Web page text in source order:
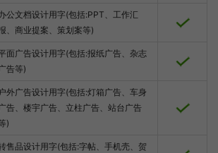
公文档设计用字(包括:PPT、工作汇
、商业提案、策划案等)
面广告设计用字(包括:报纸广告、杂志
告等)
户外广告设计用字(包括:灯箱广告、车身
告、楼宇广告、立柱广告、站台广告
)
售品设计用字(包括:字帖、手机壳、贺